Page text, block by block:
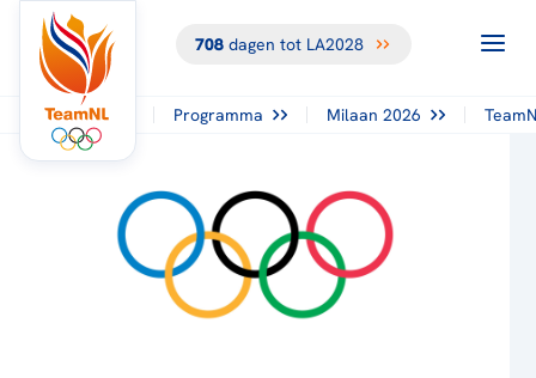
708dagen tot LA2028
Programma Milaan 2026